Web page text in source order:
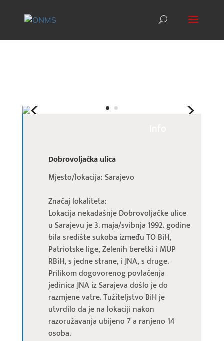
Dobrovoljačka ulica
Mjesto/lokacija: Sarajevo
Značaj lokaliteta:
Lokacija nekadašnje Dobrovoljačke ulice
u Sarajevu je 3. maja/svibnja 1992. godine
bila središte sukoba između TO BiH,
Patriotske lige, Zelenih beretki i MUP
RBiH, s jedne strane, i JNA, s druge.
Prilikom dogovorenog povlačenja
jedinica JNA iz Sarajeva došlo je do
razmjene vatre. Tužiteljstvo BiH je
utvrdilo da je na lokaciji nakon
razoružavanja ubijeno 7 a ranjeno 14
osoba.